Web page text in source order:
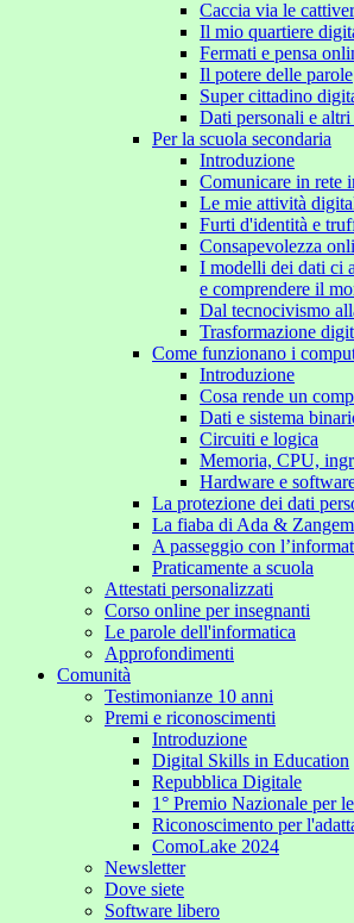
Caccia via le
Il mio quartiere
Fermati e pensa
Il potere delle parole
Super cittadino
Dati personali e altri
Per la scuola secondaria
Introduzione
Comunicare in rete
Le mie attività
Furti d'identità e
Consapevolezza
I modelli dei dati ci
e comprendere il
Dal tecnocivismo
Trasformazione
Come funzionano i
Introduzione
Cosa rende un
Dati e sistema
Circuiti e logica
Memoria, CPU,
Hardware e
La protezione dei dati
La fiaba di Ada &
A passeggio con
Praticamente a scuola
Attestati personalizzati
Corso online per insegnanti
Le parole dell'informatica
Approfondimenti
Comunità
Testimonianze 10 anni
Premi e riconoscimenti
Introduzione
Digital Skills in Education
Repubblica Digitale
1° Premio Nazionale per
Riconoscimento per
ComoLake 2024
Newsletter
Dove siete
Software libero